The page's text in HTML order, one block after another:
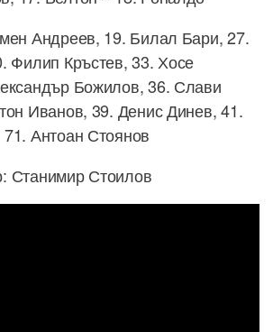
Андреев, 19. Билал Бари, 27.
Филип Кръстев, 33. Хосе
Божилов, 36. Слави
Иванов, 39. Денис Динев, 41.
Антоан Стоянов
Станимир Стоилов